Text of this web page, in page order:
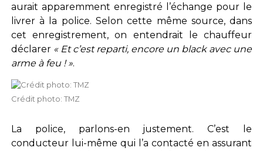
aurait apparemment enregistré l’échange pour le
livrer à la police. Selon cette même source, dans
cet enregistrement, on entendrait le chauffeur
déclarer« Et c’est reparti, encore un black avec une
arme à feu ! ».
Crédit photo: TMZ
La police, parlons-en justement. C’est le
conducteur lui-même qui l’a contacté en assurant